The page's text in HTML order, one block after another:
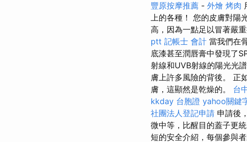
豐原按摩推薦 - 外燴 烤肉
上的各種！ 您的皮膚對
高，因為一點足以冒著嚴
ptt 記帳士 會計 當我們在
底漆甚至潤唇膏中發現了
射線和UVB射線的陽光光
膚上許多風險的背後。 正
膚，這顯然是乾燥的。 台
kkday 台胞證 yahoo關鍵
社團法人登記申請 申請後
微中等，比醒目的蓋子更
短的安全介紹，每個參與